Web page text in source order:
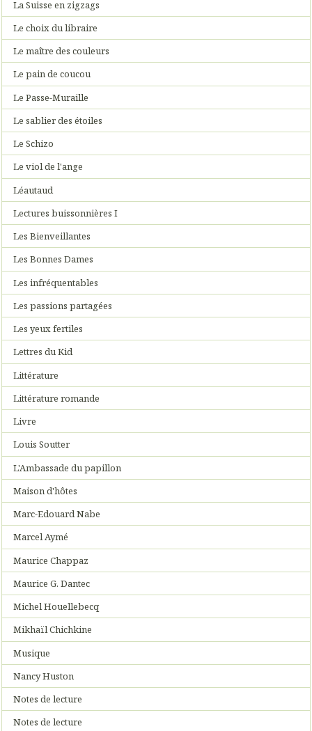
La Suisse en zigzags
Le choix du libraire
Le maître des couleurs
Le pain de coucou
Le Passe-Muraille
Le sablier des étoiles
Le Schizo
Le viol de l'ange
Léautaud
Lectures buissonnières I
Les Bienveillantes
Les Bonnes Dames
Les infréquentables
Les passions partagées
Les yeux fertiles
Lettres du Kid
Littérature
Littérature romande
Livre
Louis Soutter
L'Ambassade du papillon
Maison d'hôtes
Marc-Edouard Nabe
Marcel Aymé
Maurice Chappaz
Maurice G. Dantec
Michel Houellebecq
Mikhaïl Chichkine
Musique
Nancy Huston
Notes de lecture
Notes de lecture